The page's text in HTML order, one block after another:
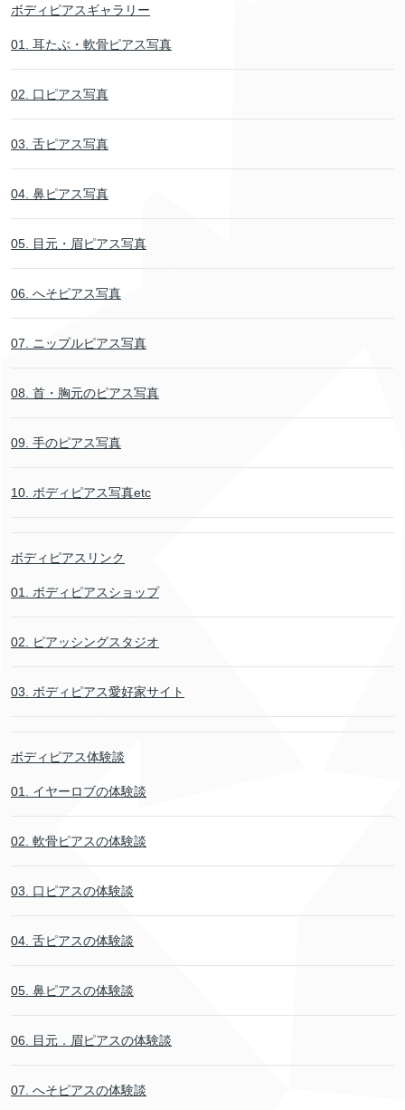
ボディピアスギャラリー
01. 耳たぶ・軟骨ピアス写真
02. 口ピアス写真
03. 舌ピアス写真
04. 鼻ピアス写真
05. 目元・眉ピアス写真
06. へそピアス写真
07. ニップルピアス写真
08. 首・胸元のピアス写真
09. 手のピアス写真
10. ボディピアス写真etc
ボディピアスリンク
01. ボディピアスショップ
02. ピアッシングスタジオ
03. ボディピアス愛好家サイト
ボディピアス体験談
01. イヤーロブの体験談
02. 軟骨ピアスの体験談
03. 口ピアスの体験談
04. 舌ピアスの体験談
05. 鼻ピアスの体験談
06. 目元．眉ピアスの体験談
07. へそピアスの体験談